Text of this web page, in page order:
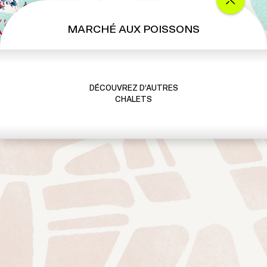
MARCHÉ AUX POISSONS
DÉCOUVREZ D’AUTRES
CHALETS